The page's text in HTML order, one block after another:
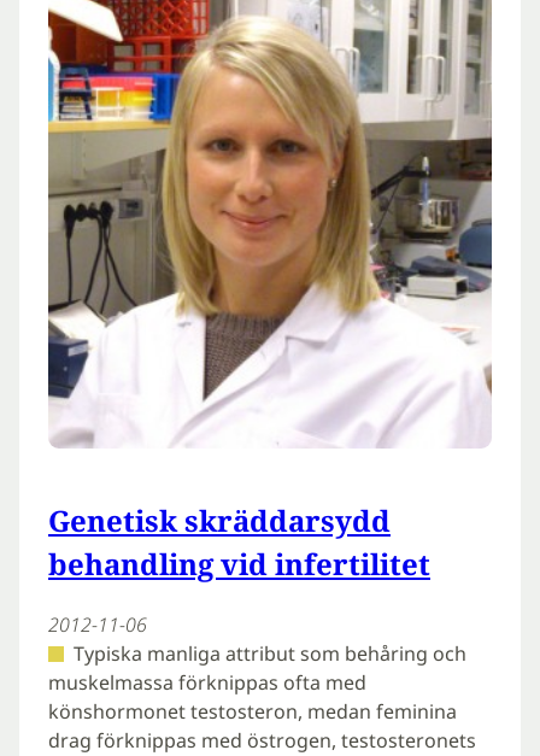
Genetisk skräddarsydd
behandling vid infertilitet
2012-11-06
Typiska manliga attribut som behåring och
muskelmassa förknippas ofta med
könshormonet testosteron, medan feminina
drag förknippas med östrogen, testosteronets